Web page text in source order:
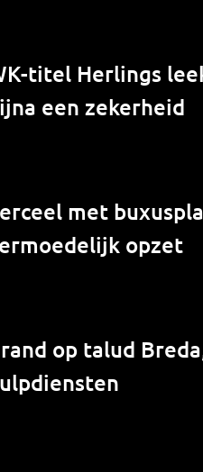
titel Herlings
een zekerheid
met
opzet
op talud